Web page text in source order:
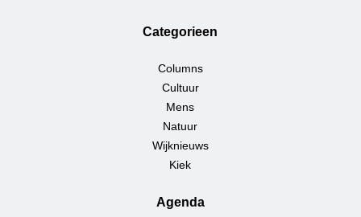
Categorieen
Columns
Cultuur
Mens
Natuur
Wijknieuws
Kiek
Agenda